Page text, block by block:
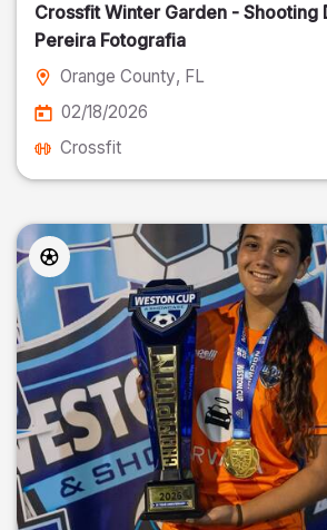
Crossfit Winter Garden - Shooting
Pereira Fotografia
Orange County, FL
02/18/2026
Crossfit